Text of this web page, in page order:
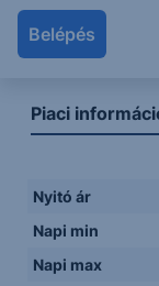
Belépés
Piaci
Nyitó ár
Napi min
Napi max